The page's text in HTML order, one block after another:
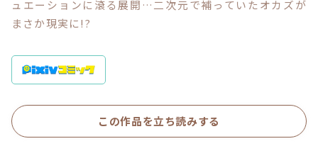
ュエーションに滾る展開…二次元で補っていたオカズが
まさか現実に!?
この作品を立ち読みする